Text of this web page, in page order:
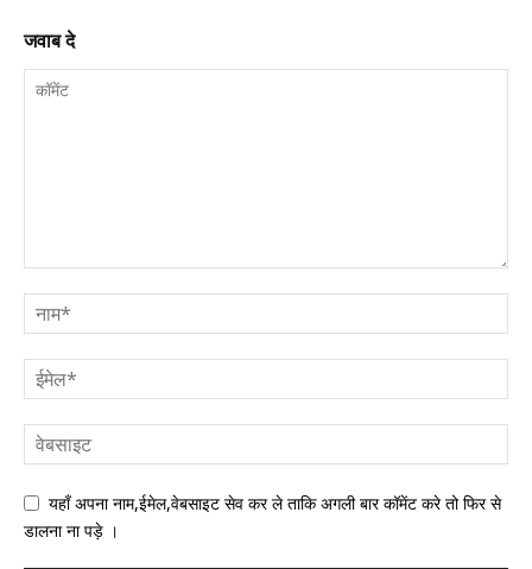
जवाब दे
यहाँ अपना नाम,ईमेल,वेबसाइट सेव कर ले ताकि अगली बार कॉमेंट करे तो फिर से
डालना ना पड़े ।